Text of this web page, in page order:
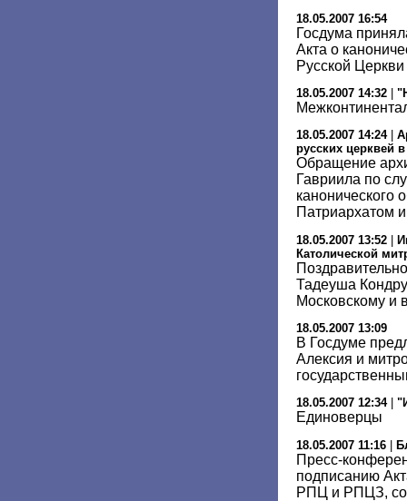
18.05.2007 16:54
Госдума
Акта о
Русской Церкви
18.05.2007 14:32
18.05.2007 14:24|
русских церквей
Обращение
Гавриила по
канонического
Патриархатом
18.05.2007 13:52 |
Католической
Тадеуша
Московскому и
18.05.2007 13:09
В Госдуме
Алексия и
18.05.2007 12:34|
Единоверцы
18.05.2007 11:16 |
Пресс-
подписанию
РПЦ и РПЦЗ,